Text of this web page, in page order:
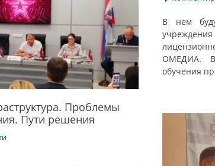
Проблемы
Пути решения
В нем
ОМЕДИА. В
обучения